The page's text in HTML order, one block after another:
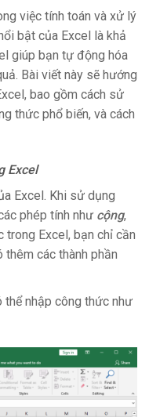
việc tính toán và xử lý
bật của Excel là khả
giúp bạn tự động hóa
Bài viết này sẽ hướng
bao gồm cách sử
thức phổ biến, và cách
Excel
Excel. Khi sử dụng
phép tính như cộng,
trong Excel, bạn chỉ cần
các thành phần
thể nhập công thức như